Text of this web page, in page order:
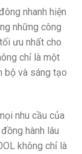
nhanh hiện
những công
ưu nhất cho
chỉ là một
bộ và sáng tạo
nhu cầu của
hành lâu
không chỉ là